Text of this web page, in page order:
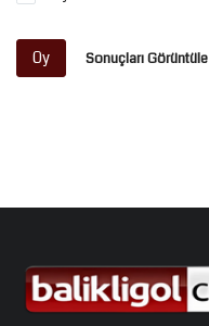
Oy Sonuçları Görüntüle